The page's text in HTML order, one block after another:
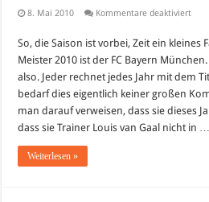
8. Mai 2010 Kommentare deaktiviertfür
2010
–
mit
So, die Saison ist vorbei, Zeit ein kleines
Meister 2010 ist der FC Bayern
also. Jeder rechnet jedes Jahr mit dem
bedarf dies eigentlich keiner großen
man darauf verweisen, dass sie dieses
dass sie Trainer Louis van Gaal nicht in …
Weiterlesen »